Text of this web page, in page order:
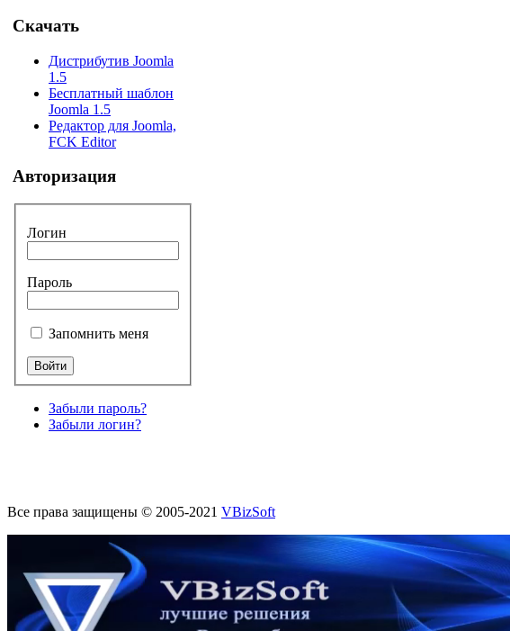
Скачать
Дистрибутив Joomla
1.5
Бесплатный шаблон
Joomla 1.5
Редактор для Joomla,
FCK Editor
Авторизация
Логин
Пароль
Запомнить меня
Забыли пароль?
Забыли логин?
Все права защищены © 2005-2021 VBizSoft